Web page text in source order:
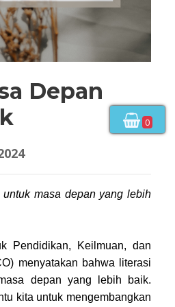
0
Depan
masa depan yang lebih
Pendidikan, Keilmuan, dan
menyatakan bahwa literasi
depan yang lebih baik.
kita untuk mengembangkan